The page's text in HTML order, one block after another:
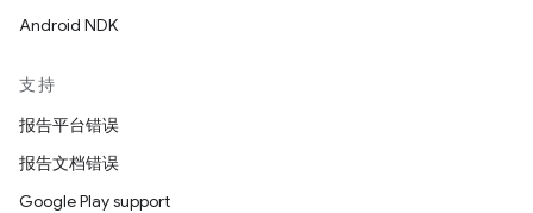
Android NDK
支持
报告平台错误
报告文档错误
Google Play support